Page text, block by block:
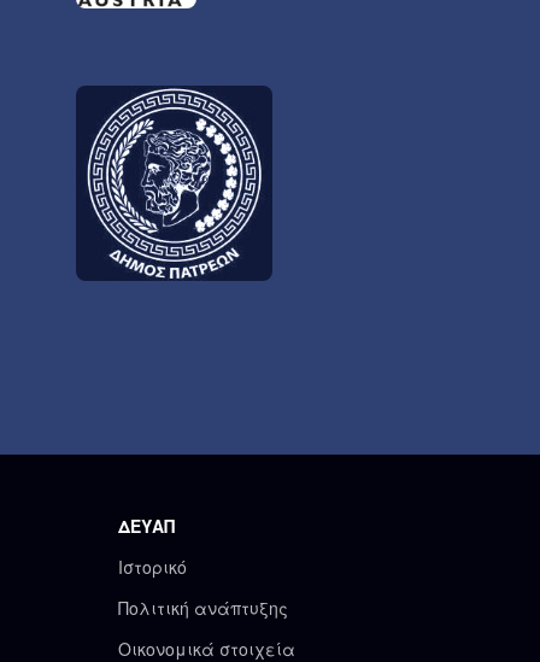
ΔΕΥΑΠ
Ιστορικό
Πολιτική ανάπτυξης
Οικονομικά στοιχεία